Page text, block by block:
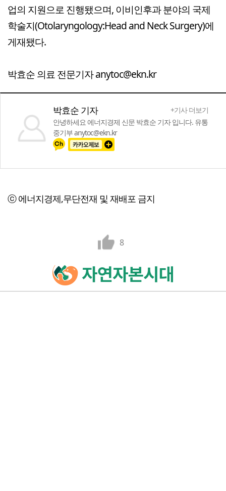
업의 지원으로 진행됐으며, 이비인후과 분야의 국제
학술지(Otolaryngology:Head and Neck Surgery)에
게재됐다.
박효순 의료 전문기자 anytoc@ekn.kr
박효순 기자
+기사 더보기
안녕하세요 에너지경제 신문 박효순 기자 입니다. 유통
중기부 anytoc@ekn.kr
ⓒ 에너지경제,무단전재 및 재배포 금지
8